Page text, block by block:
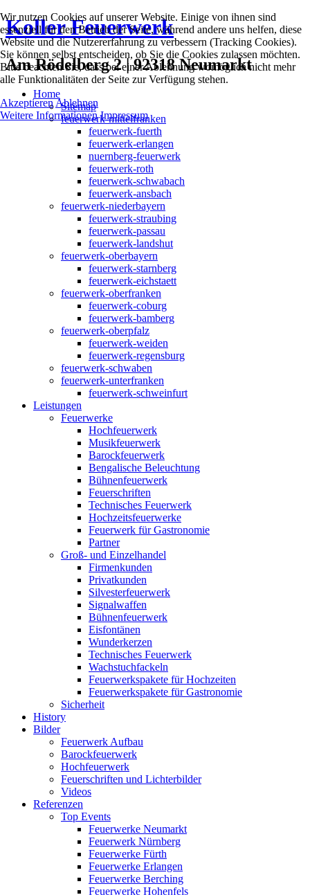
Koller Feuerwerk
Am Rödelberg 2 | 92318 Neumarkt
Home
Sitemap
feuerwerk-mittelfranken
feuerwerk-fuerth
feuerwerk-erlangen
nuernberg-feuerwerk
feuerwerk-roth
feuerwerk-schwabach
feuerwerk-ansbach
feuerwerk-niederbayern
feuerwerk-straubing
feuerwerk-passau
feuerwerk-landshut
feuerwerk-oberbayern
feuerwerk-starnberg
feuerwerk-eichstaett
feuerwerk-oberfranken
feuerwerk-coburg
feuerwerk-bamberg
feuerwerk-oberpfalz
feuerwerk-weiden
feuerwerk-regensburg
feuerwerk-schwaben
feuerwerk-unterfranken
feuerwerk-schweinfurt
Leistungen
Feuerwerke
Hochfeuerwerk
Musikfeuerwerk
Barockfeuerwerk
Bengalische Beleuchtung
Bühnenfeuerwerk
Feuerschriften
Technisches Feuerwerk
Hochzeitsfeuerwerke
Feuerwerk für Gastronomie
Partner
Groß- und Einzelhandel
Firmenkunden
Privatkunden
Silvesterfeuerwerk
Signalwaffen
Bühnenfeuerwerk
Eisfontänen
Wunderkerzen
Technisches Feuerwerk
Wachstuchfackeln
Feuerwerkspakete für Hochzeiten
Feuerwerkspakete für Gastronomie
Sicherheit
History
Bilder
Feuerwerk Aufbau
Barockfeuerwerk
Hochfeuerwerk
Feuerschriften und Lichterbilder
Videos
Referenzen
Top Events
Feuerwerke Neumarkt
Feuerwerk Nürnberg
Feuerwerke Fürth
Feuerwerke Erlangen
Feuerwerke Berching
Feuerwerke Hohenfels
Wir nutzen Cookies auf unserer Website. Einige von ihnen sind
essenziell für den Betrieb der Seite, während andere uns helfen, diese
Website und die Nutzererfahrung zu verbessern (Tracking Cookies).
Sie können selbst entscheiden, ob Sie die Cookies zulassen möchten.
Bitte beachten Sie, dass bei einer Ablehnung womöglich nicht mehr
alle Funktionalitäten der Seite zur Verfügung stehen.
AkzeptierenAblehnen
Weitere Informationen Impressum